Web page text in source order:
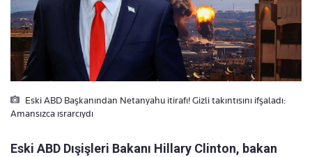
Eski ABD Başkanından Netanyahu itirafı! Gizli takıntısını ifşaladı:
Amansızca ısrarcıydı
Eski ABD Dışişleri Bakanı Hillary Clinton, bakan